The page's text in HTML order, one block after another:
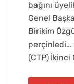
bağını
Genel
Birikim
perçinledi…
(CTP) İkinci